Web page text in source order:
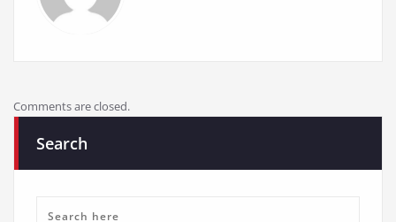
Comments are closed.
Search